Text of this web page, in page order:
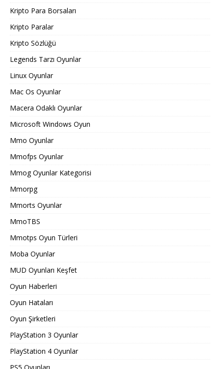
Kripto Para Borsaları
Kripto Paralar
Kripto Sözlüğü
Legends Tarzı Oyunlar
Linux Oyunlar
Mac Os Oyunlar
Macera Odaklı Oyunlar
Microsoft Windows Oyun
Mmo Oyunlar
Mmofps Oyunlar
Mmog Oyunlar Kategorisi
Mmorpg
Mmorts Oyunlar
MmoTBS
Mmotps Oyun Türleri
Moba Oyunlar
MUD Oyunları Keşfet
Oyun Haberleri
Oyun Hataları
Oyun Şirketleri
PlayStation 3 Oyunlar
PlayStation 4 Oyunlar